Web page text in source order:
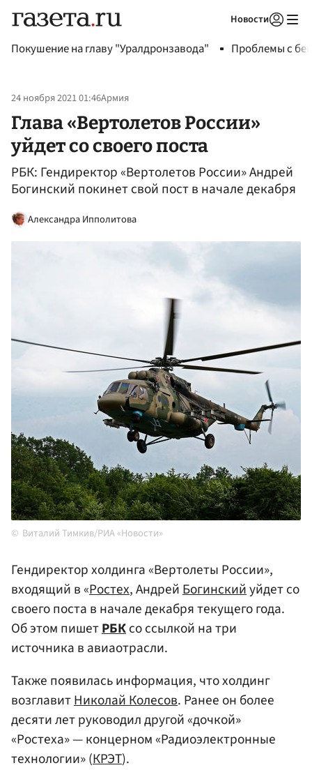
Новости
Покушение на главу "Уралдронзавода" Проблемы с
24 ноября 2021 01:46Армия
Глава «Вертолетов России»
уйдет со своего поста
РБК: Гендиректор «Вертолетов России» Андрей
Богинский покинет свой пост в начале декабря
Александра Ипполитова
Виталий Тимкив/РИА «Новости»
Гендиректор холдинга «Вертолеты России»,
входящий в «Ростех, АндрейБогинскийуйдет со
своего поста в начале декабря текущего года.
Об этом пишетРБКсо ссылкой на три
источника в авиаотрасли.
Также появилась информация, что холдинг
возглавитНиколай Колесов. Ранее он более
десяти лет руководил другой «дочкой»
«Ростеха» — концерном «Радиоэлектронные
технологии» (КРЭТ).